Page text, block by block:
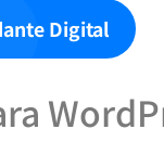
Digital